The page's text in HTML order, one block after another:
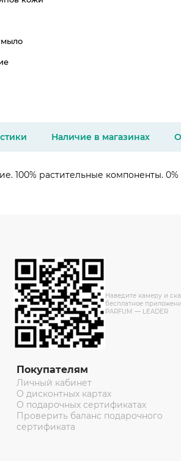
мыло
Наличие в магазинах
растительные компоненты.
Наведите камеру и
бесплатное
PARFUM — LEADER
Покупателям
Личный кабинет
О дисконтных картах
О подарочных сертификатах
Проверить баланс подарочного
сертификата